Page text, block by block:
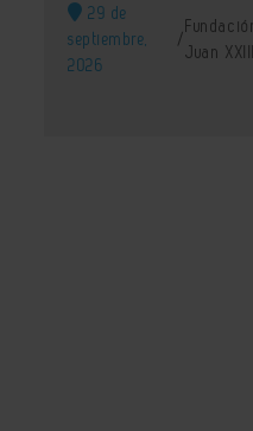
29 de
septiembre,
2026
/
Juan